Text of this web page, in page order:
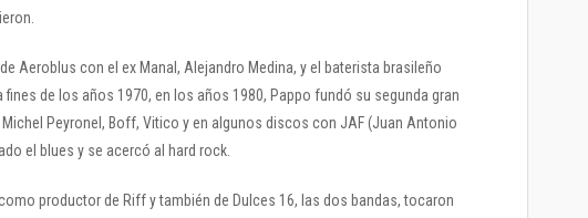
Aeroblus con el ex Manal, Alejandro Medina, y el baterista brasileño
fines de los años 1970, en los años 1980, Pappo fundó su segunda gran
Peyronel, Boff, Vitico y en algunos discos con JAF (Juan Antonio
el blues y se acercó al hard rock.
productor de Riff y también de Dulces 16, las dos bandas, tocaron